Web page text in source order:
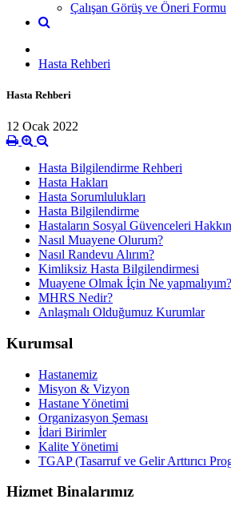
Çalışan Görüş ve Öneri Formu
Hasta Rehberi
Hasta Rehberi
12 Ocak 2022
Hasta Bilgilendirme Rehberi
Hasta Hakları
Hasta Sorumlulukları
Hasta Bilgilendirme
Hastaların Sosyal Güvenceleri
Nasıl Muayene Olurum?
Nasıl Randevu Alırım?
Kimliksiz Hasta Bilgilendirmesi
Muayene Olmak İçin Ne yapmalıyım?
MHRS Nedir?
Anlaşmalı Olduğumuz Kurumlar
Kurumsal
Hastanemiz
Misyon & Vizyon
Hastane Yönetimi
Organizasyon Şeması
İdari Birimler
Kalite Yönetimi
TGAP (Tasarruf ve Gelir Arttırıcı
Hizmet Binalarımız